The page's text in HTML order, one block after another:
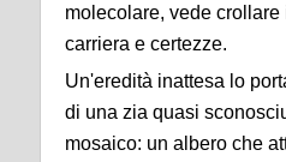
molecolare, vede
carriera e certezze.
Un'eredità inattesa lo
di una zia quasi
mosaico: un albero che